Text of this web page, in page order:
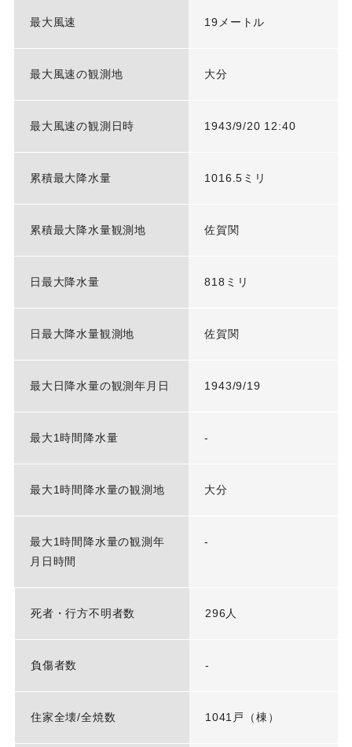
最大風速 19メートル
最大風速の観測地 大分
最大風速の観測日時 1943/9/20 12:40
累積最大降水量 1016.5ミリ
累積最大降水量観測地 佐賀関
日最大降水量 818ミリ
日最大降水量観測地 佐賀関
最大日降水量の観測年月日 1943/9/19
最大1時間降水量 -
最大1時間降水量の観測地 大分
最大1時間降水量の観測年
月日時間
-
死者・行方不明者数 296人
負傷者数 -
住家全壊/全焼数 1041戸（棟）